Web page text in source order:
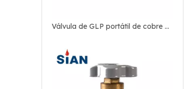
Válvula de GLP portátil de cobre para acampar